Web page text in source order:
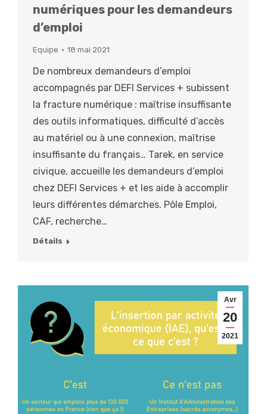
numériques pour les demandeurs
d’emploi
Equipe 18 mai 2021
De nombreux demandeurs d’emploi
accompagnés par DEFI Services + subissent
la fracture numérique : maîtrise insuffisante
des outils informatiques, difficulté d’accès
au matériel ou à une connexion, maîtrise
insuffisante du français… Tarek, en service
civique, accueille les demandeurs d’emploi
chez DEFI Services + et les aide à accomplir
leurs différentes démarches. Pôle Emploi,
CAF, recherche…
Détails
Avr
20
2021